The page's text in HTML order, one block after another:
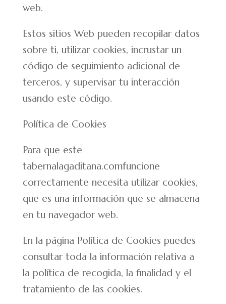
web.
Estos sitios Web pueden recopilar datos
sobre ti, utilizar cookies, incrustar un
código de seguimiento adicional de
terceros, y supervisar tu interacción
usando este código.
Política de Cookies
Para que este
tabernalagaditana.comfuncione
correctamente necesita utilizar cookies,
que es una información que se almacena
en tu navegador web.
En la página Política de Cookies puedes
consultar toda la información relativa a
la política de recogida, la finalidad y el
tratamiento de las cookies.